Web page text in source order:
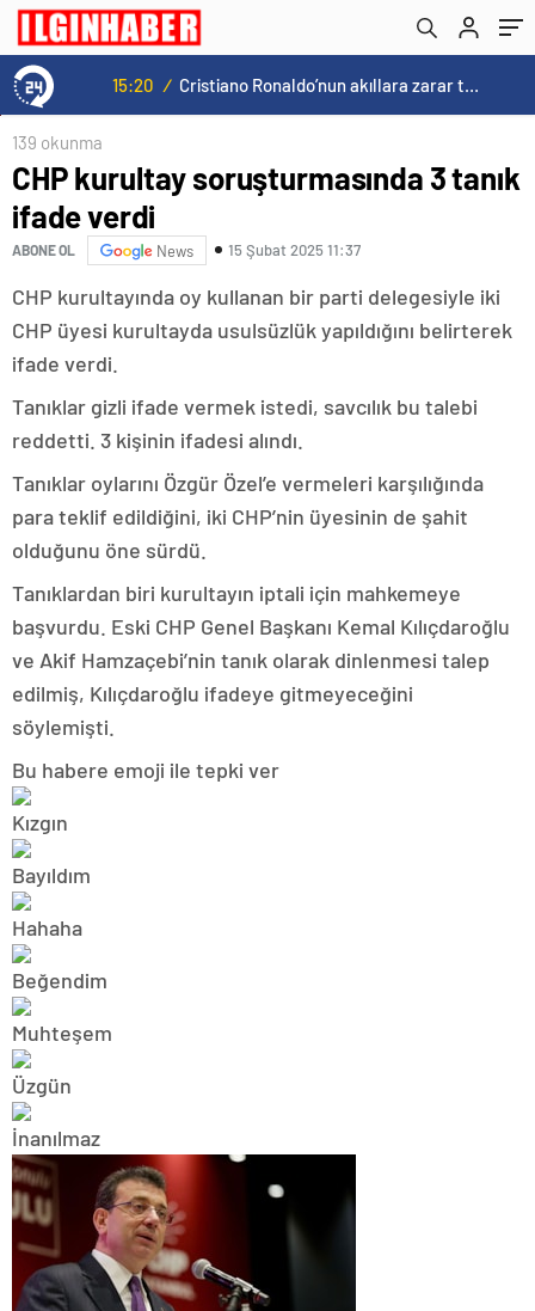
/ Cristiano Ronaldo’nun akıllara zarar tüm kariyerinin istatistiğini çıkardık !
139 okunma
CHP kurultay soruşturmasında 3 tanık
ifade verdi
ABONE OL News 15 Şubat 2025 11:37
CHP kurultayında oy kullanan bir parti delegesiyle iki
CHP üyesi kurultayda usulsüzlük yapıldığını belirterek
ifade verdi.
Tanıklar gizli ifade vermek istedi, savcılık bu talebi
reddetti. 3 kişinin ifadesi alındı.
Tanıklar oylarını Özgür Özel’e vermeleri karşılığında
para teklif edildiğini, iki CHP’nin üyesinin de şahit
olduğunu öne sürdü.
Tanıklardan biri kurultayın iptali için mahkemeye
başvurdu. Eski CHP Genel Başkanı Kemal Kılıçdaroğlu
ve Akif Hamzaçebi’nin tanık olarak dinlenmesi talep
edilmiş, Kılıçdaroğlu ifadeye gitmeyeceğini
söylemişti.
Bu habere emoji ile tepki ver